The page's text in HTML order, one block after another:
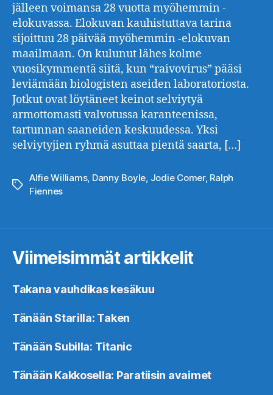
jälleen voimansa 28 vuotta myöhemmin -
elokuvassa. Elokuvan kauhistuttava tarina
sijoittuu 28 päivää myöhemmin -elokuvan
maailmaan. On kulunut lähes kolme
vuosikymmentä siitä, kun “raivovirus” pääsi
leviämään biologisten aseiden laboratoriosta.
Jotkut ovat löytäneet keinot selviytyä
armottomasti valvotussa karanteenissa,
tartunnan saaneiden keskuudessa. Yksi
selviytyjien ryhmä asuttaa pientä saarta, […]
Avainsanat
Alfie Williams, Danny Boyle, Jodie Comer, Ralph
Fiennes
Viimeisimmät artikkelit
Takana vauhdikas kesäkuu
Tänään Starilla: Taken
Tänään Subilla: Titanic
Tänään Kakkosella: Paratiisin avaimet